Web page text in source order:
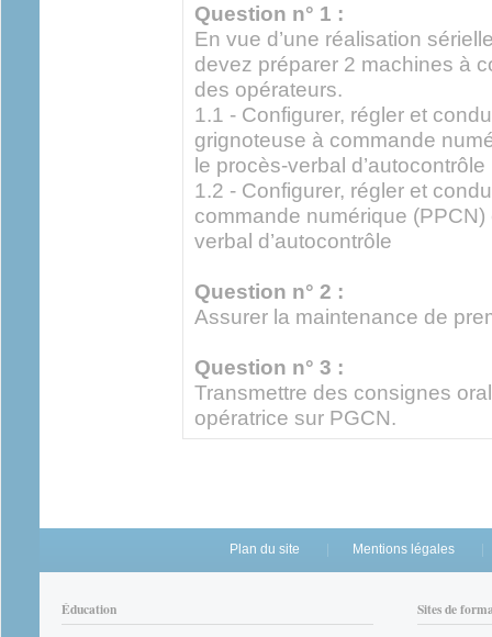
Question n° 1 :
En vue d’une réalisation
devez préparer 2 machines à
des opérateurs.
1.1 - Configurer, régler et
grignoteuse à commande
le procès-verbal d’autocontrôle
1.2 - Configurer, régler et
commande numérique
verbal d’autocontrôle
Question n° 2 :
Assurer la maintenance de
Question n° 3 :
Transmettre des consignes
opératrice sur PGCN.
Plan du site Mentions légales
Éducation Sites de